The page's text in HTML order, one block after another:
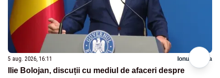
5 aug. 2026, 16:11 Ionuț Nichita
Ilie Bolojan, discuții cu mediul de afaceri despre